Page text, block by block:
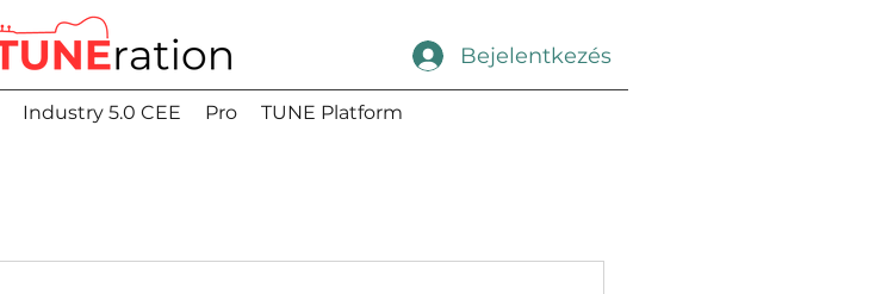
Bejelentkezés
Industry 5.0 CEE Pro TUNE Platform